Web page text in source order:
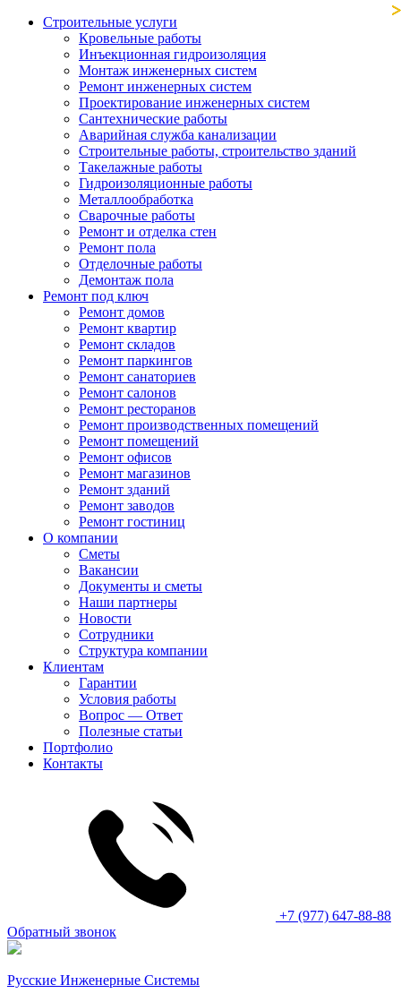
Строительные услуги
Кровельные работы
Инъекционная гидроизоляция
Монтаж инженерных систем
Ремонт инженерных систем
Проектирование инженерных систем
Сантехнические работы
Аварийная служба канализации
Строительные работы, строительство зданий
Такелажные работы
Гидроизоляционные работы
Металлообработка
Сварочные работы
Ремонт и отделка стен
Ремонт пола
Отделочные работы
Демонтаж пола
Ремонт под ключ
Ремонт домов
Ремонт квартир
Ремонт складов
Ремонт паркингов
Ремонт санаториев
Ремонт салонов
Ремонт ресторанов
Ремонт производственных помещений
Ремонт помещений
Ремонт офисов
Ремонт магазинов
Ремонт зданий
Ремонт заводов
Ремонт гостиниц
О компании
Сметы
Вакансии
Документы и сметы
Наши партнеры
Новости
Сотрудники
Структура компании
Клиентам
Гарантии
Условия работы
Вопрос — Ответ
Полезные статьи
Портфолио
Контакты
+7 (977) 647-88-88
Обратный звонок
Русские Инженерные Системы